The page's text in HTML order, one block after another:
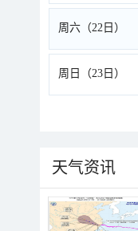
周六（22日）
周日（23日）
天气资讯